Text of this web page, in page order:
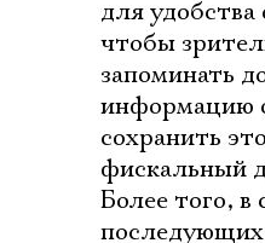
для
чтобы
запоминать
информацию
сохранить
фискальный
Более того, в